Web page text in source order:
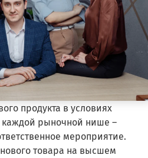
продукта в условиях
каждой рыночной нише –
мероприятие.
товара на высшем